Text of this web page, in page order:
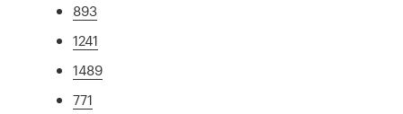
893
1241
1489
771